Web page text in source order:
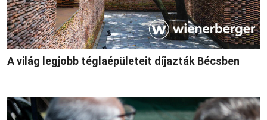
A világ legjobb téglaépületeit díjazták Bécsben